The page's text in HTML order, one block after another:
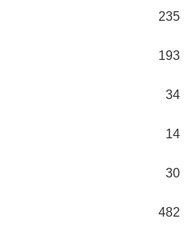
235
193
34
14
30
482